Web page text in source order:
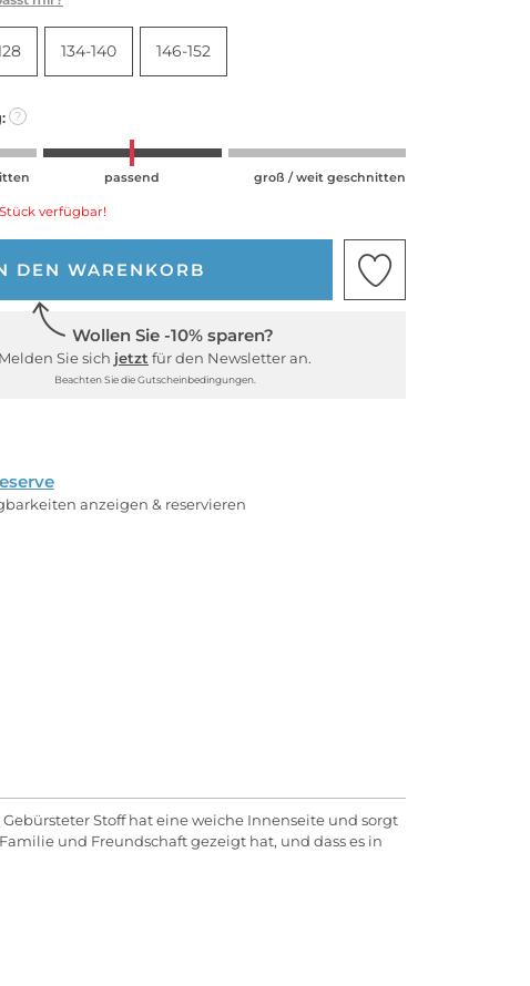
134-140 146-152
?
passend groß / weit geschnitten
verfügbar!
DEN WARENKORB
Wollen Sie -10% sparen?
Melden Sie sich jetzt für den Newsletter an.
Beachten Sie die Gutscheinbedingungen.
anzeigen & reservieren
Stoff hat eine weiche Innenseite und sorgt
und Freundschaft gezeigt hat, und dass es in